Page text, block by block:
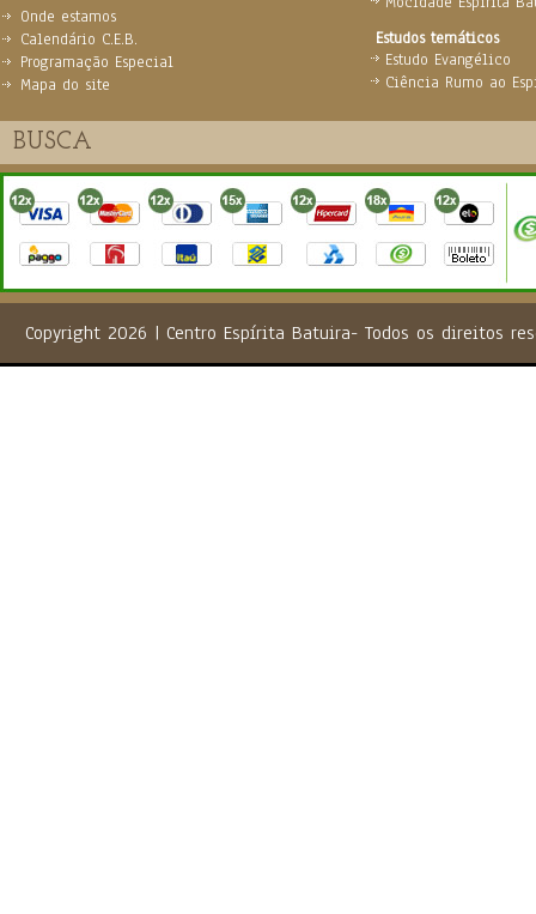
Estudos temáticos
Estudo Evangélico
Ciência Rumo ao
Onde estamos
Calendário C.E.B.
Programação Especial
Mapa do site
Copyright 2026 | Centro Espírita Batuira- Todos os